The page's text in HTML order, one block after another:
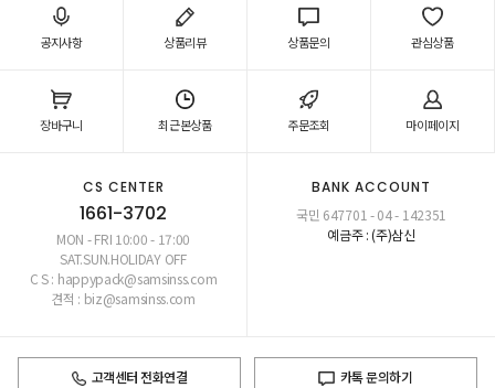
공지사항 상품리뷰 상품문의 관심상품
장바구니 최근본상품 주문조회 마이페이지
CS CENTER
1661-3702
MON - FRI 10:00 - 17:00
SAT.SUN.HOLIDAY OFF
C S : happypack@samsinss.com
견적 : biz@samsinss.com
BANK ACCOUNT
국민 647701 - 04 - 142351
예금주 : (주)삼신
고객센터 전화연결 카톡 문의하기